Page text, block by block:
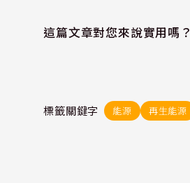
這篇文章對您來說實用嗎？
標籤關鍵字 能源 再生能源